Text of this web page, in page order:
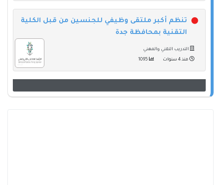
تنظم أكبر ملتقى وظيفي للجنسين من قبل الكلية
التقنية بمحافظة جدة
التدريب التقني والمهني
منذ 4 سنوات